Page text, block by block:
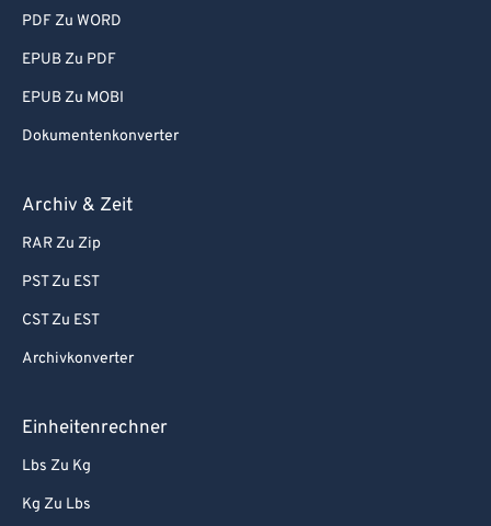
PDF Zu WORD
EPUB Zu PDF
EPUB Zu MOBI
Dokumentenkonverter
Archiv & Zeit
RAR Zu Zip
PST Zu EST
CST Zu EST
Archivkonverter
Einheitenrechner
Lbs Zu Kg
Kg Zu Lbs